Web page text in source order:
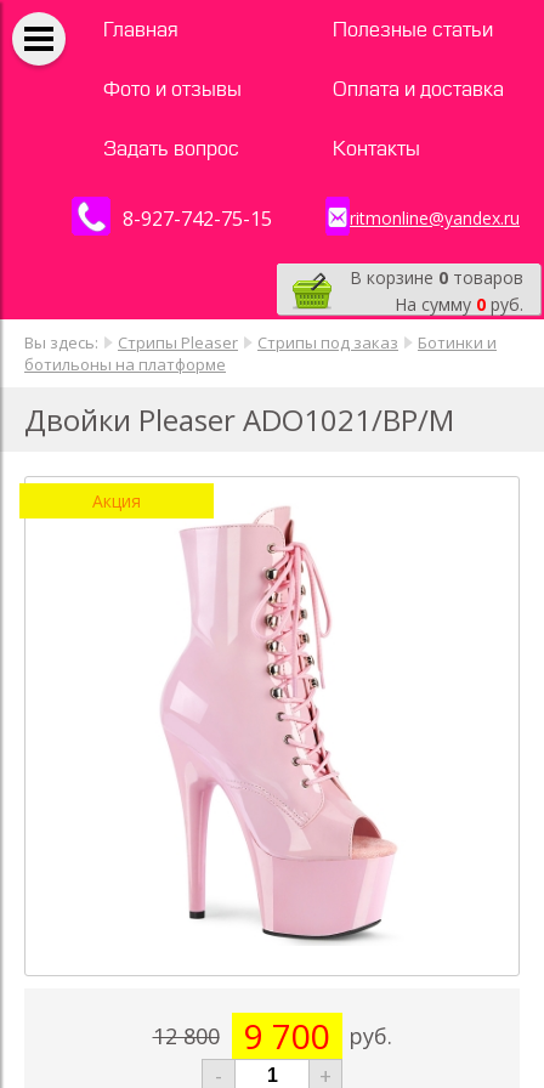
Главная Полезные статьи
Фото и отзывы Оплата и доставка
Задать вопрос Контакты
8-927-742-75-15 ritmonline@yandex.ru
В корзине 0 товаров
На сумму 0 руб.
Вы здесь: Стрипы Pleaser Стрипы под заказ
Ботинки и
ботильоны на платформе
Двойки Pleaser ADO1021/BP/M
Акция
12 800 9 700
руб.
-
+